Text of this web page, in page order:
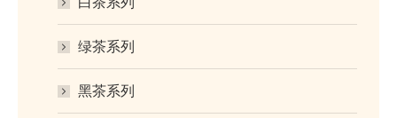
绿茶系列
黑茶系列